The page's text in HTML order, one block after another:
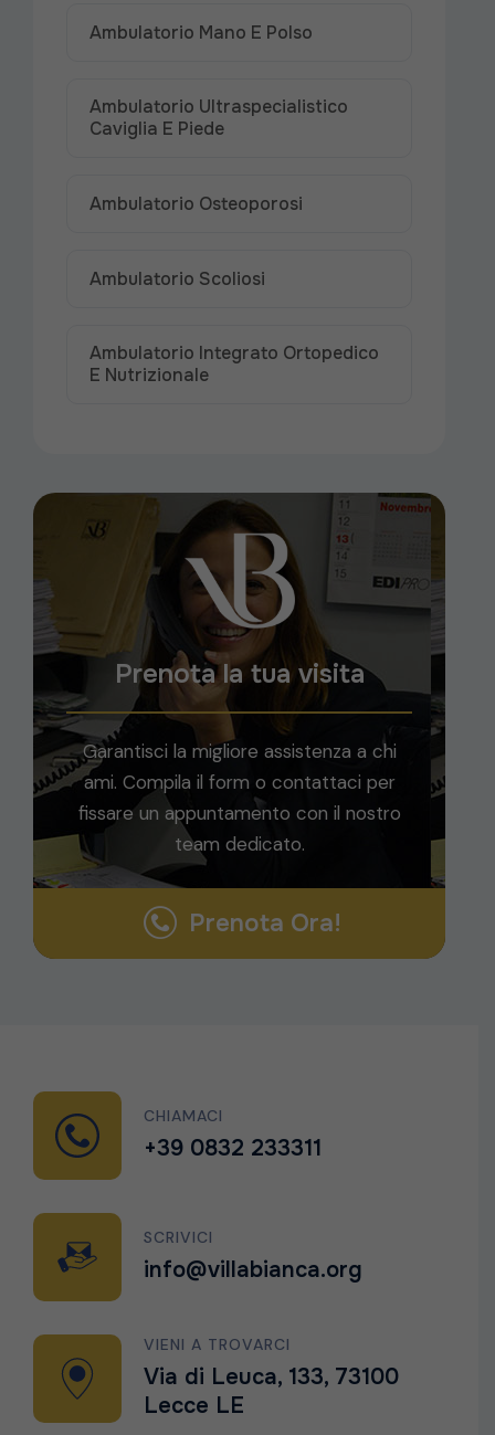
Ambulatorio Mano E Polso
Ambulatorio Ultraspecialistico
Caviglia E Piede
Ambulatorio Osteoporosi
Ambulatorio Scoliosi
Ambulatorio Integrato Ortopedico
E Nutrizionale
Prenota la tua visita
Garantisci la migliore assistenza a chi
ami. Compila il form o contattaci per
fissare un appuntamento con il nostro
team dedicato.
Prenota Ora!
CHIAMACI
+39 0832 233311
SCRIVICI
info@villabianca.org
VIENI A TROVARCI
Via di Leuca, 133, 73100
Lecce LE